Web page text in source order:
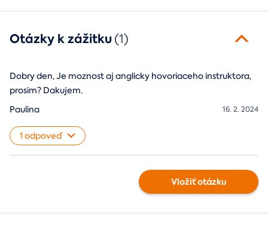
Otázky k zážitku(1)
Dobry den, Je moznost aj anglicky hovoriaceho instruktora,
prosim? Dakujem.
16. 2. 2024
Paulina
1 odpoveď
Vložiť otázku